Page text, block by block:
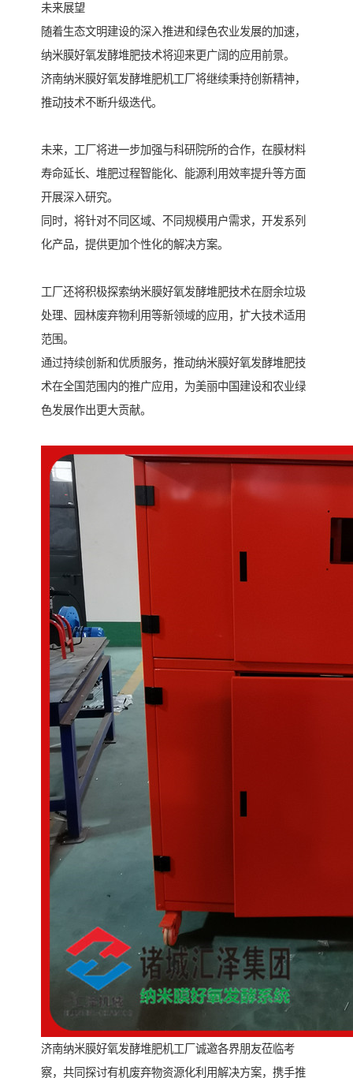
未来展望
随着生态文明建设的深入推进和绿色农业发展的加速，
纳米膜好氧发酵堆肥技术将迎来更广阔的应用前景。
济南纳米膜好氧发酵堆肥机工厂将继续秉持创新精神，
推动技术不断升级迭代。
未来，工厂将进一步加强与科研院所的合作，在膜材料
寿命延长、堆肥过程智能化、能源利用效率提升等方面
开展深入研究。
同时，将针对不同区域、不同规模用户需求，开发系列
化产品，提供更加个性化的解决方案。
工厂还将积极探索纳米膜好氧发酵堆肥技术在厨余垃圾
处理、园林废弃物利用等新领域的应用，扩大技术适用
范围。
通过持续创新和优质服务，推动纳米膜好氧发酵堆肥技
术在全国范围内的推广应用，为美丽中国建设和农业绿
色发展作出更大贡献。
济南纳米膜好氧发酵堆肥机工厂诚邀各界朋友莅临考
察，共同探讨有机废弃物资源化利用解决方案，携手推